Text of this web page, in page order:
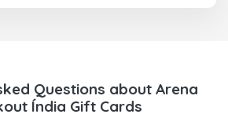
Questions about Arena
Índia Gift Cards